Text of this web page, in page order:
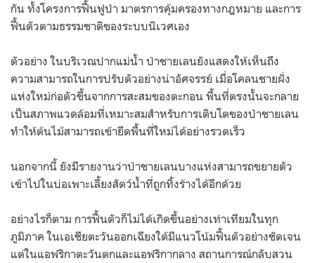
กัน ทั้งโครงการฟื้นฟูป่า มาตรการคุ้มครองทางกฎหมาย และการ
ฟื้นตัวตามธรรมชาติของระบบนิเวศเอง
ตัวอย่าง ในบริเวณปากแม่น้ำ ป่าชายเลนยังแสดงให้เห็นถึง
ความสามารถในการปรับตัวอย่างน่าอัศจรรย์ เมื่อโคลนชายฝั่ง
แห่งใหม่ก่อตัวขึ้นจากการสะสมของตะกอน พื้นที่ตรงนั้นจะกลาย
เป็นสภาพแวดล้อมที่เหมาะสมสำหรับการเติบโตของป่าชายเลน
ทำให้ต้นไม้สามารถเข้ายึดพื้นที่ใหม่ได้อย่างรวดเร็ว
นอกจากนี้ ยังมีรายงานว่าป่าชายเลนบางแห่งสามารถขยายตัว
เข้าไปในบ่อเพาะเลี้ยงสัตว์น้ำที่ถูกทิ้งร้างได้อีกด้วย
อย่างไรก็ตาม การฟื้นตัวก็ไม่ได้เกิดขึ้นอย่างเท่าเทียมในทุก
ภูมิภาค ในเอเชียตะวันออกเฉียงใต้มีแนวโน้มฟื้นตัวอย่างชัดเจน
แต่ในแอฟริกาตะวันตกและแอฟริกากลาง สถานการณ์กลับสวน